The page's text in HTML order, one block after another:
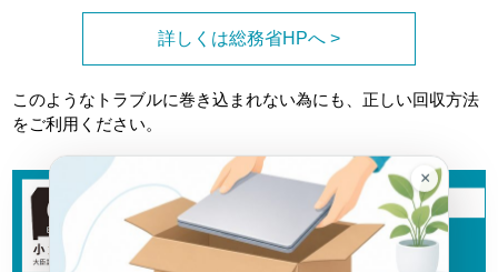
詳しくは総務省HPへ >
このようなトラブルに巻き込まれない為にも、正しい回収方法
をご利用ください。
×